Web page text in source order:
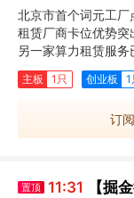
突出，这家公司
北京市首个词元工
租赁厂商卡位优势突
另一家算力租赁服务
主板 1只 创业板 1
订
置顶 11:31
【掘